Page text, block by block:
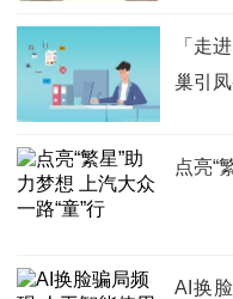
「走
巢引
点亮“
AI换